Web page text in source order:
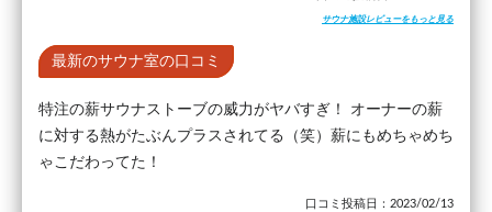
サウナ施設レビューをもっと見る
最新のサウナ室の口コミ
特注の薪サウナストーブの威力がヤバすぎ！ オーナーの薪
に対する熱がたぶんプラスされてる（笑）薪にもめちゃめち
ゃこだわってた！
口コミ投稿日：2023/02/13